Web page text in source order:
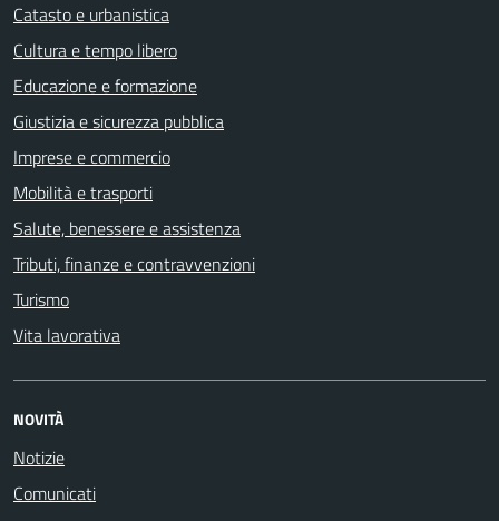
Catasto e urbanistica
Cultura e tempo libero
Educazione e formazione
Giustizia e sicurezza pubblica
Imprese e commercio
Mobilità e trasporti
Salute, benessere e assistenza
Tributi, finanze e contravvenzioni
Turismo
Vita lavorativa
NOVITÀ
Notizie
Comunicati